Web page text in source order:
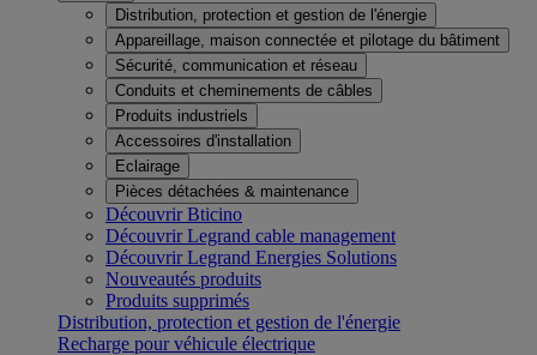
Distribution, protection et gestion de l'énergie
Appareillage, maison connectée et pilotage du bâtiment
Sécurité, communication et réseau
Conduits et cheminements de câbles
Produits industriels
Accessoires d'installation
Eclairage
Pièces détachées & maintenance
Découvrir Bticino
Découvrir Legrand cable management
Découvrir Legrand Energies Solutions
Nouveautés produits
Produits supprimés
Distribution, protection et gestion de l'énergie
Recharge pour véhicule électrique